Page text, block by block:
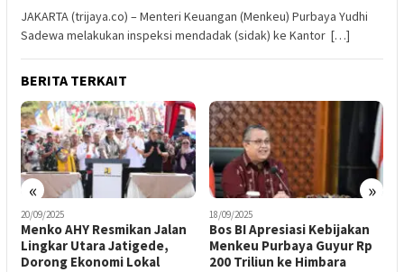
JAKARTA (trijaya.co) – Menteri Keuangan (Menkeu) Purbaya Yudhi
Sadewa melakukan inspeksi mendadak (sidak) ke Kantor […]
BERITA TERKAIT
« »
Jalan
Lokal
Bos BI Apresiasi Kebijakan
Menkeu Purbaya Guyur Rp
200 Triliun ke Himbara
Menko AHY
Konektivitas
Enggano